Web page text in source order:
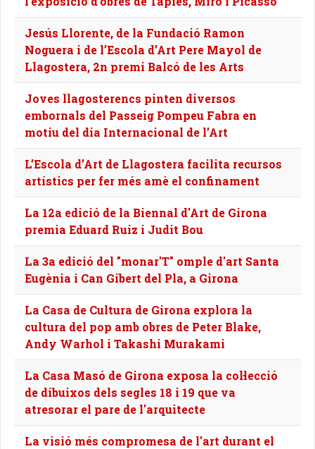
Jesús Llorente, de la Fundació Ramon
Noguera i de l’Escola d’Art Pere Mayol de
Llagostera, 2n premi Balcó de les Arts
Joves llagosterencs pinten diversos
embornals del Passeig Pompeu Fabra en
motiu del dia Internacional de l’Art
L’Escola d’Art de Llagostera facilita recursos
artístics per fer més amè el confinament
La 12a edició de la Biennal d'Art de Girona
premia Eduard Ruiz i Judit Bou
La 3a edició del "monar'T" omple d'art Santa
Eugènia i Can Gibert del Pla, a Girona
La Casa de Cultura de Girona explora la
cultura del pop amb obres de Peter Blake,
Andy Warhol i Takashi Murakami
La Casa Masó de Girona exposa la col·lecció
de dibuixos dels segles 18 i 19 que va
atresorar el pare de l'arquitecte
La visió més compromesa de l'art durant el